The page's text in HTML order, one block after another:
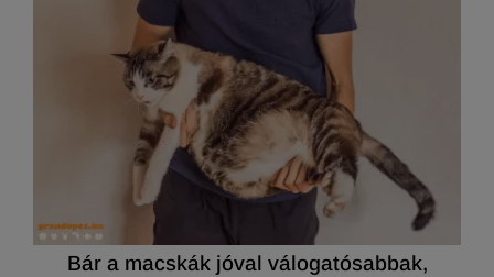
Bár a macskák jóval válogatósabbak,